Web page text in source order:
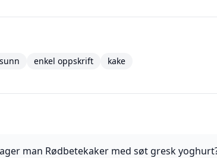
sunn enkel oppskrift kake
man Rødbetekaker med søt gresk